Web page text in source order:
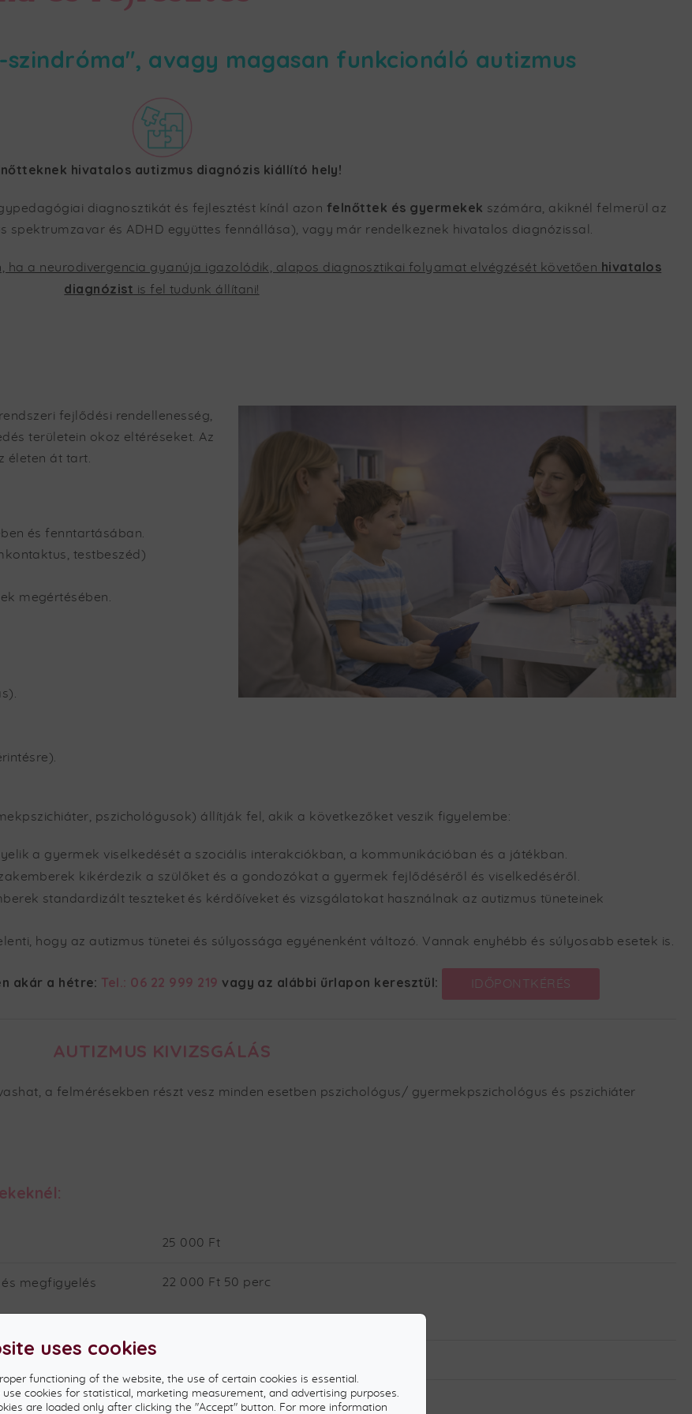
avagy magasan funkcionáló autizmus
hivatalos autizmus diagnózis kiállító hely!
diagnosztikát és fejlesztést kínál azon felnőttek és gyermekek számára, akiknél felmerül az
spektrumzavar és ADHD együttes fennállása), vagy már rendelkeznek hivatalos diagnózissal.
ha a neurodivergencia gyanúja igazolódik, alapos diagnosztikai folyamat elvégzését követően hivatalos
diagnózist is fel tudunk állítani!
fejlődési rendellenesség,
területein okoz eltéréseket. Az
életen át tart.
és fenntartásában.
testbeszéd)
megértésében.
pszichológusok) állítják fel, akik a következőket veszik figyelembe:
a gyermek viselkedését a szociális interakciókban, a kommunikációban és a játékban.
kikérdezik a szülőket és a gondozókat a gyermek fejlődéséről és viselkedéséről.
standardizált teszteket és kérdőíveket és vizsgálatokat használnak az autizmus tüneteinek
hogy az autizmus tünetei és súlyossága egyénenként változó. Vannak enyhébb és súlyosabb esetek is.
akár a hétre: Tel.: 06 22 999 219 vagy az alábbi űrlapon keresztül: IDŐPONTKÉRÉS
AUTIZMUS KIVIZSGÁLÁS
a felmérésekben részt vesz minden esetben pszichológus/ gyermekpszichológus és pszichiáter
25 000 Ft
megfigyelés
22 000 Ft 50 perc
60 000 Ft kb. 120 perc
uses cookies
functioning of the website, the use of certain cookies is essential.
use cookies for statistical, marketing measurement, and advertising purposes.
are loaded only after clicking the "Accept" button. For more information